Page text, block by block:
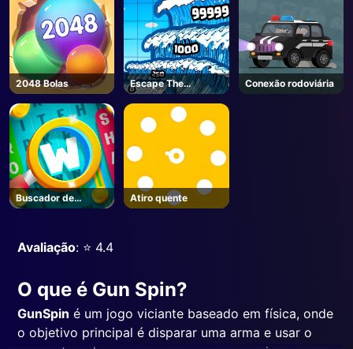
2048 Bolas
Escape The
Tsunami 🌊 - Roblox
Conexão rodoviária
Buscador de
palavras
Atiro quente
Avaliação: ⭐️ 4.4
O que é Gun Spin?
GunSpin é um jogo viciante baseado em física, onde
o objetivo principal é disparar uma arma e usar o